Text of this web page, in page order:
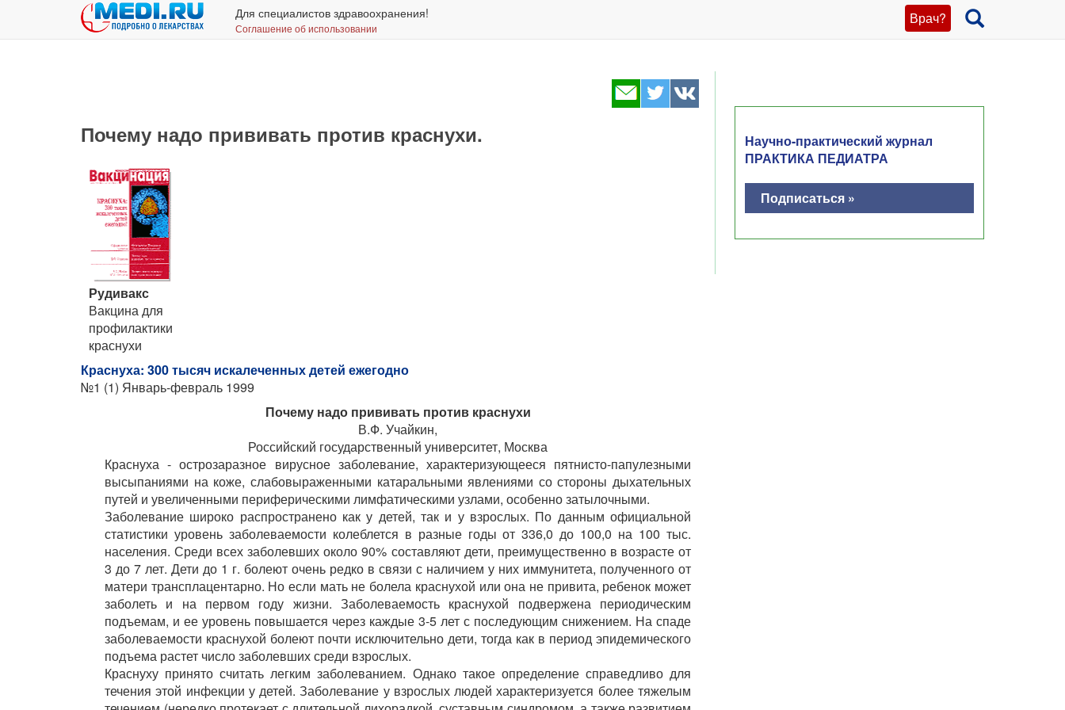
Врач?
Для специалистов здравоохранения!
Соглашение об использовании
Почему надо прививать против краснухи.
Рудивакс
Вакцина для
профилактики
краснухи
Краснуха: 300 тысяч искалеченных детей ежегодно
№1 (1) Январь-февраль 1999
Почему надо прививать против краснухи
В.Ф. Учайкин,
Российский государственный университет, Москва
Краснуха - острозаразное вирусное заболевание, характеризующееся пятнисто-папулезными
высыпаниями на коже, слабовыраженными катаральными явлениями со стороны дыхательных
путей и увеличенными периферическими лимфатическими узлами, особенно затылочными.
Заболевание широко распространено как у детей, так и у взрослых. По данным официальной
статистики уровень заболеваемости колеблется в разные годы от 336,0 до 100,0 на 100 тыс.
населения. Среди всех заболевших около 90% составляют дети, преимущественно в возрасте от
3 до 7 лет. Дети до 1 г. болеют очень редко в связи с наличием у них иммунитета, полученного от
матери трансплацентарно. Но если мать не болела краснухой или она не привита, ребенок может
заболеть и на первом году жизни. Заболеваемость краснухой подвержена периодическим
подъемам, и ее уровень повышается через каждые 3-5 лет с последующим снижением. На спаде
заболеваемости краснухой болеют почти исключительно дети, тогда как в период эпидемического
подъема растет число заболевших среди взрослых.
Краснуху принято считать легким заболеванием. Однако такое определение справедливо для
течения этой инфекции у детей. Заболевание у взрослых людей характеризуется более тяжелым
Научно-практический журнал
ПРАКТИКА ПЕДИАТРА
Подписаться »